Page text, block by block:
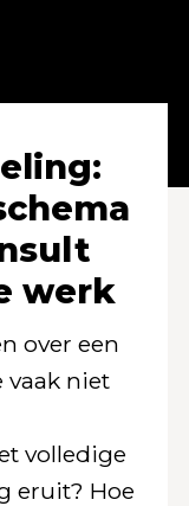
werk
over een
vaak niet
volledige
eruit? Hoe